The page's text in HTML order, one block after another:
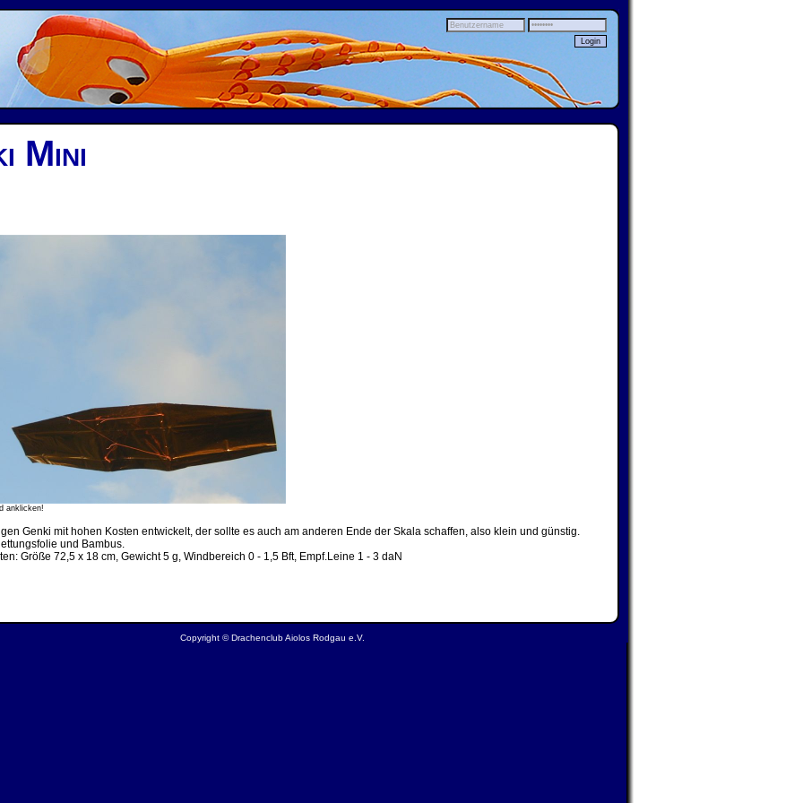
Mini
anklicken!
Genki mit hohen Kosten entwickelt, der sollte es auch am anderen Ende der Skala schaffen, also klein und günstig.
und Bambus.
Größe 72,5 x 18 cm, Gewicht 5 g, Windbereich 0 - 1,5 Bft, Empf.Leine 1 - 3 daN
Copyright © Drachenclub Aiolos Rodgau e.V.